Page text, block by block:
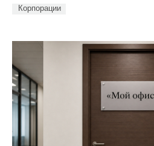
Корпорации